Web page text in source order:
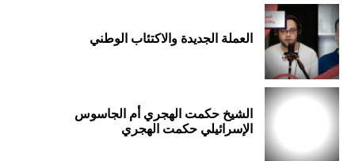
العملة الجديدة والاكتئاب الوطني
الشيخ حكمت الهجري أم الجاسوس
الإسرائيلي حكمت الهجري